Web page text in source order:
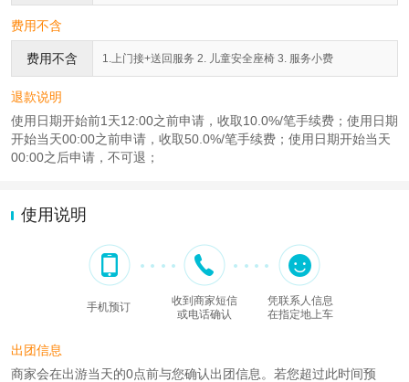
费用不含
费用不含 1.上门接+送回服务 2. 儿童安全座椅 3. 服务小费
退款说明
使用日期开始前1天12:00之前申请，收取10.0%/笔手续费；使用日期
开始当天00:00之前申请，收取50.0%/笔手续费；使用日期开始当天
00:00之后申请，不可退；
使用说明
手机预订
收到商家短信
或电话确认
凭联系人信息
在指定地上车
出团信息
商家会在出游当天的0点前与您确认出团信息。若您超过此时间预